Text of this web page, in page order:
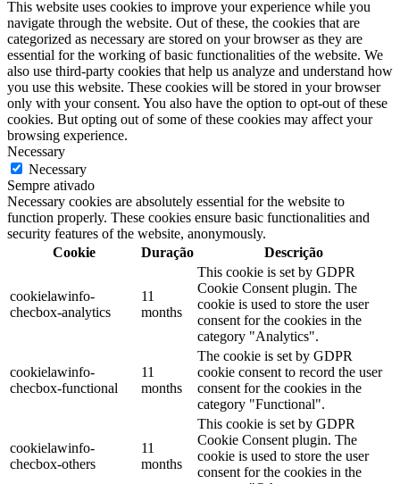
This website uses cookies to improve your experience while you
navigate through the website. Out of these, the cookies that are
categorized as necessary are stored on your browser as they are
essential for the working of basic functionalities of the website. We
also use third-party cookies that help us analyze and understand how
you use this website. These cookies will be stored in your browser
only with your consent. You also have the option to opt-out of these
cookies. But opting out of some of these cookies may affect your
browsing experience.
Necessary
Necessary
Sempre ativado
Necessary cookies are absolutely essential for the website to
function properly. These cookies ensure basic functionalities and
security features of the website, anonymously.
Cookie
Duração Descrição
cookielawinfo-
checbox-analytics
11
months
This cookie is set by GDPR
Cookie Consent plugin. The
cookie is used to store the user
consent for the cookies in the
category "Analytics".
cookielawinfo-
checbox-functional
11
months
The cookie is set by GDPR
cookie consent to record the user
consent for the cookies in the
category "Functional".
cookielawinfo-
checbox-others
11
months
This cookie is set by GDPR
Cookie Consent plugin. The
cookie is used to store the user
consent for the cookies in the